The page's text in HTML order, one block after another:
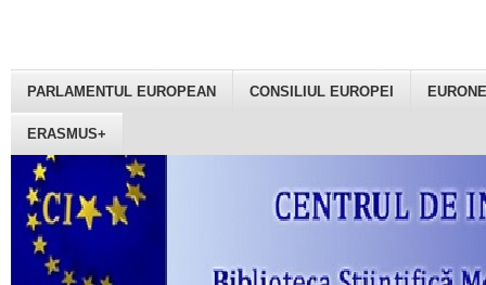
PARLAMENTUL EUROPEAN CONSILIUL EUROPEI
ERASMUS+